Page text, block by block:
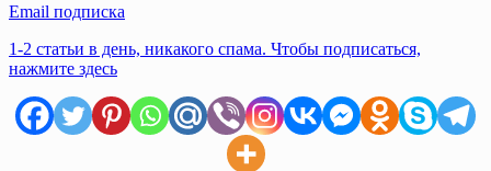
Email подписка
1-2 статьи в день, никакого спама. Чтобы подписаться,
нажмите здесь